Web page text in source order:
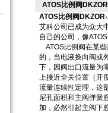
​ATOS比例阀
ATOS比例阀
艾科公司已成为众大
自己的公司，像
ATOS比例阀在某
的，当电液换向阀或
下，因阀出口流量为
上接近全关位置（开
流量连续性定理，这
尼孔面积和主阀弹簧
加，必然引起主阀下